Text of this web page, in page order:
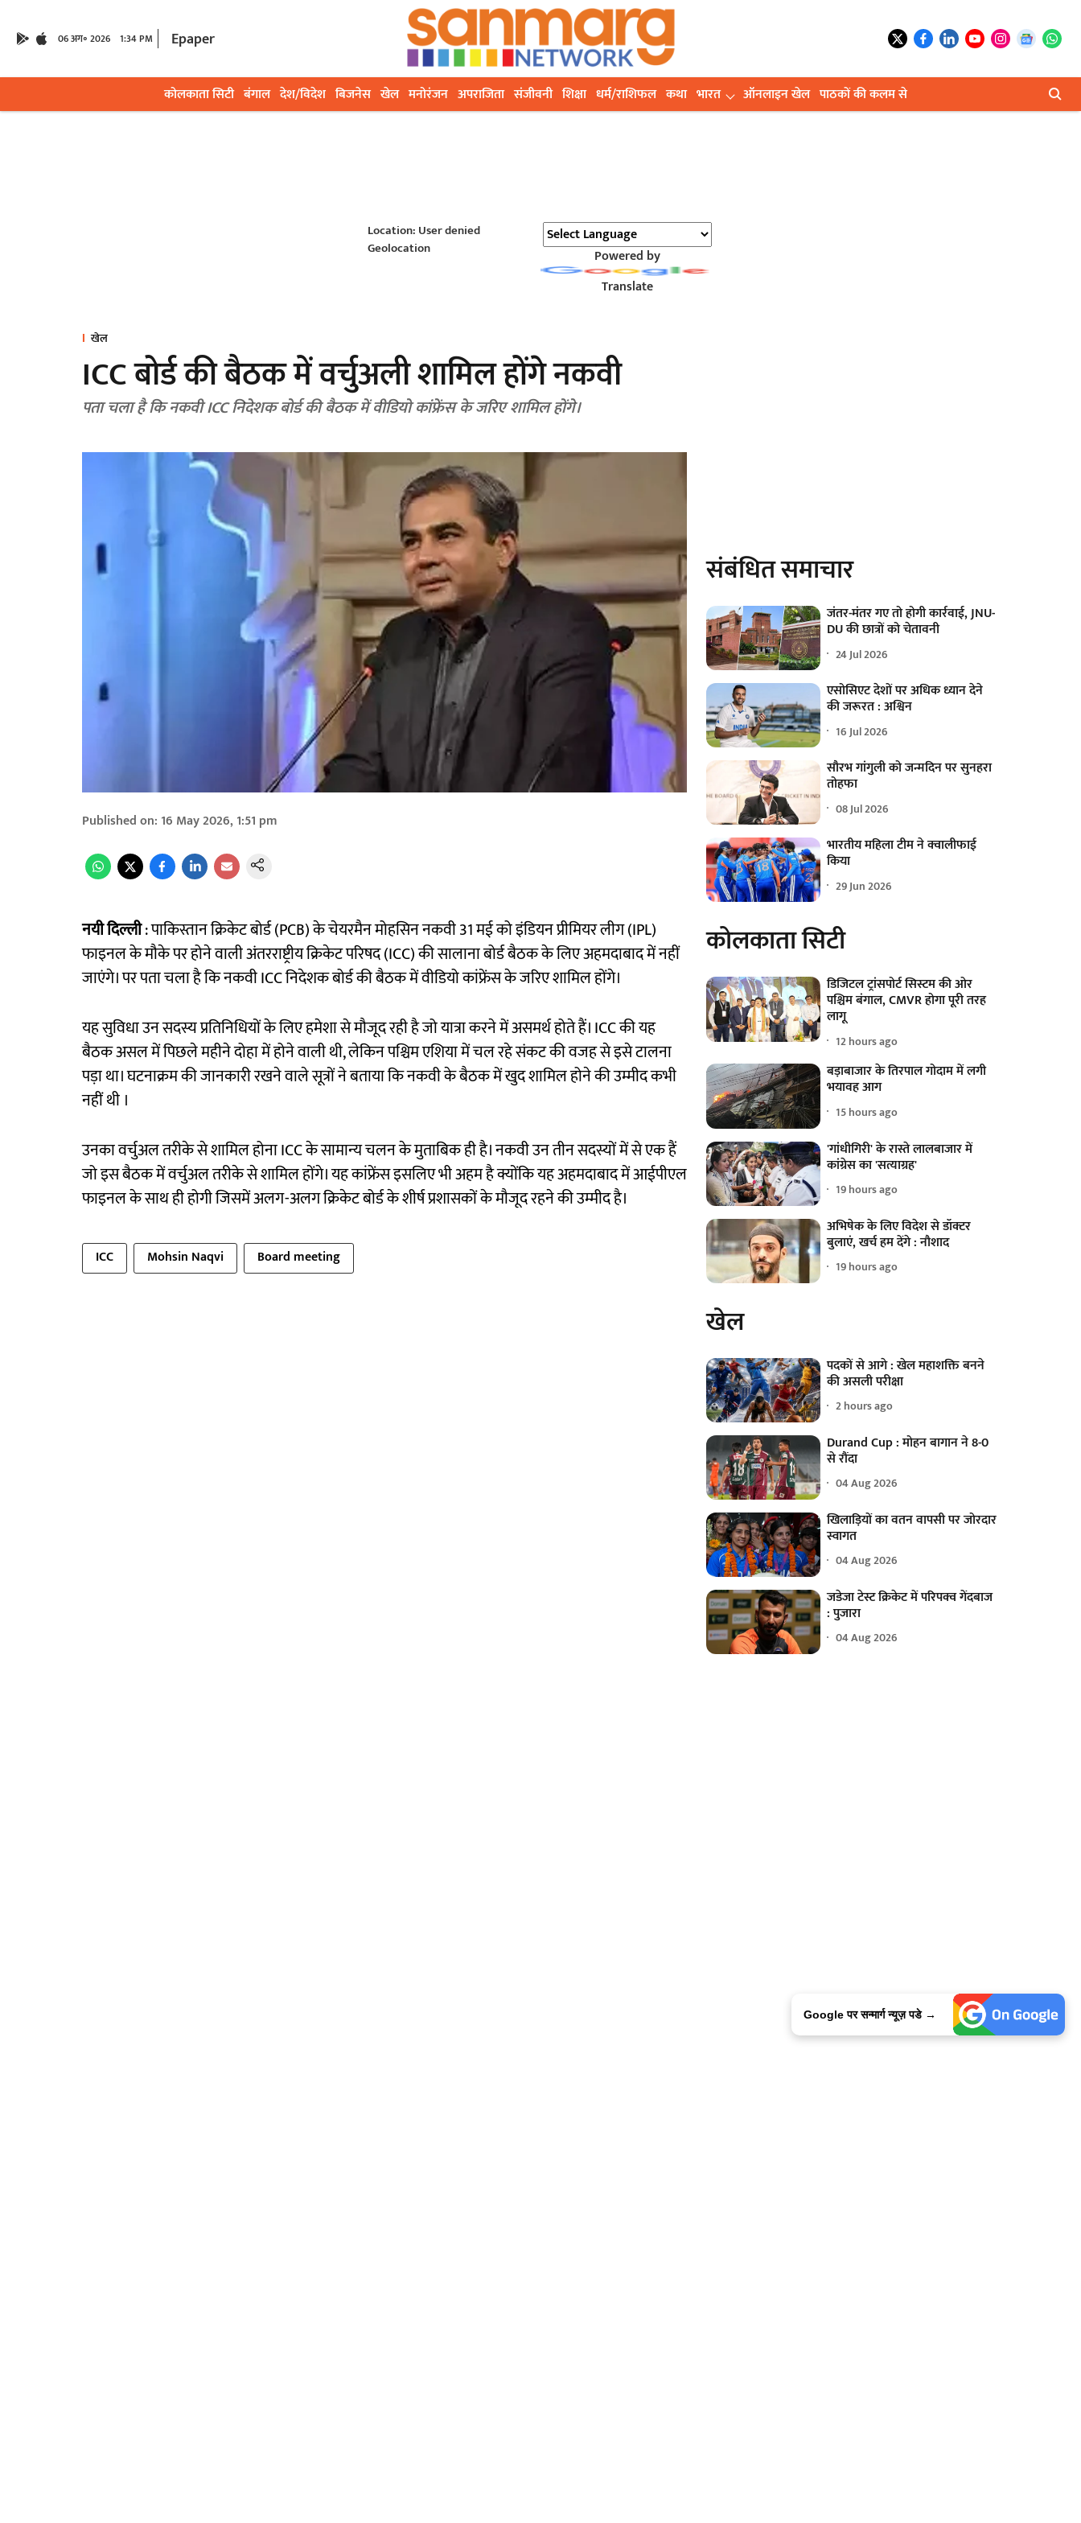
06 अग॰ 2026 1:34 PM Epaper
कोलकाता सिटी बंगाल देश/विदेश बिजनेस खेल मनोरंजन अपराजिता संजीवनी शिक्षा धर्म/राशिफल कथा भारत ऑनलाइन खेल पाठकों की कलम से
Location: User denied
Geolocation
Powered by
Translate
खेल
ICC बोर्ड की बैठक में वर्चुअली शामिल होंगे नकवी
पता चला है कि नकवी ICC निदेशक बोर्ड की बैठक में वीडियो कांफ्रेंस के जरिए शामिल होंगे।
Published on: 16 May 2026, 1:51 pm
नयी दिल्ली: पाकिस्तान क्रिकेट बोर्ड (PCB) के चेयरमैन मोहसिन नकवी 31 मई को इंडियन प्रीमियर लीग (IPL)
फाइनल के मौके पर होने वाली अंतरराष्ट्रीय क्रिकेट परिषद (ICC) की सालाना बोर्ड बैठक के लिए अहमदाबाद में नहीं
जाएंगे। पर पता चला है कि नकवी ICC निदेशक बोर्ड की बैठक में वीडियो कांफ्रेंस के जरिए शामिल होंगे।
यह सुविधा उन सदस्य प्रतिनिधियों के लिए हमेशा से मौजूद रही है जो यात्रा करने में असमर्थ होते हैं। ICC की यह
बैठक असल में पिछले महीने दोहा में होने वाली थी, लेकिन पश्चिम एशिया में चल रहे संकट की वजह से इसे टालना
पड़ा था। घटनाक्रम की जानकारी रखने वाले सूत्रों ने बताया कि नकवी के बैठक में खुद शामिल होने की उम्मीद कभी
नहीं थी ।
उनका वर्चुअल तरीके से शामिल होना ICC के सामान्य चलन के मुताबिक ही है। नकवी उन तीन सदस्यों में से एक हैं
जो इस बैठक में वर्चुअल तरीके से शामिल होंगे। यह कांफ्रेंस इसलिए भी अहम है क्योंकि यह अहमदाबाद में आईपीएल
फाइनल के साथ ही होगी जिसमें अलग-अलग क्रिकेट बोर्ड के शीर्ष प्रशासकों के मौजूद रहने की उम्मीद है।
ICC Mohsin Naqvi Board meeting
संबंधित समाचार
जंतर-मंतर गए तो होगी कार्रवाई, JNU-
DU की छात्रों को चेतावनी
24 Jul 2026
एसोसिएट देशों पर अधिक ध्यान देने
की जरूरत : अश्विन
16 Jul 2026
सौरभ गांगुली को जन्मदिन पर सुनहरा
तोहफा
08 Jul 2026
भारतीय महिला टीम ने क्वालीफाई
किया
29 Jun 2026
कोलकाता सिटी
डिजिटल ट्रांसपोर्ट सिस्टम की ओर
पश्चिम बंगाल, CMVR होगा पूरी तरह
लागू
12 hours ago
बड़ाबाजार के तिरपाल गोदाम में लगी
भयावह आग
15 hours ago
'गांधीगिरी' के रास्ते लालबाजार में
कांग्रेस का 'सत्याग्रह'
19 hours ago
अभिषेक के लिए विदेश से डॉक्टर
बुलाएं, खर्च हम देंगे : नौशाद
19 hours ago
खेल
पदकों से आगे : खेल महाशक्ति बनने
की असली परीक्षा
2 hours ago
Durand Cup : मोहन बागान ने 8-0
से रौंदा
04 Aug 2026
खिलाड़ियों का वतन वापसी पर जोरदार
स्वागत
04 Aug 2026
जडेजा टेस्ट क्रिकेट में परिपक्व गेंदबाज
: पुजारा
04 Aug 2026
Google पर सन्मार्ग न्यूज़ पडे →